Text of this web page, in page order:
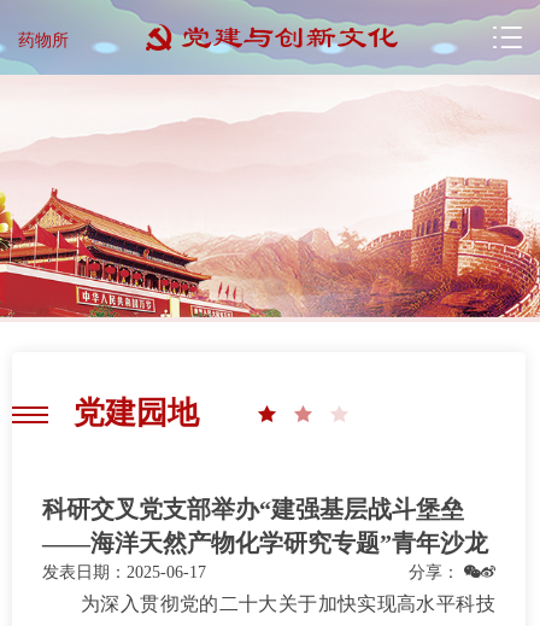
药物所
党建园地
科研交叉党支部举办“建强基层战斗堡垒
——海洋天然产物化学研究专题”青年沙龙
发表日期： 2025-06-17 分享：
为深入贯彻党的二十大关于加快实现高水平科技